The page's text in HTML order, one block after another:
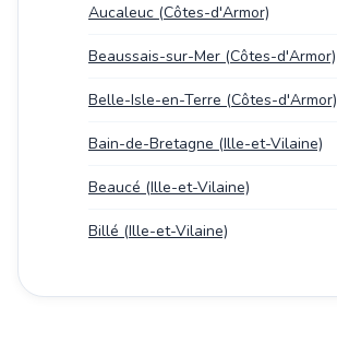
Aucaleuc (Côtes-d'Armor)
Beaussais-sur-Mer (Côtes-d'Armor)
Belle-Isle-en-Terre (Côtes-d'Armor)
Bain-de-Bretagne (Ille-et-Vilaine)
Beaucé (Ille-et-Vilaine)
Billé (Ille-et-Vilaine)